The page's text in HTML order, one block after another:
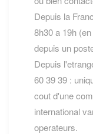
Depuis la
8h30 a 19h
depuis un
Depuis
60 39 39 :
cout d'une
international
operateurs.